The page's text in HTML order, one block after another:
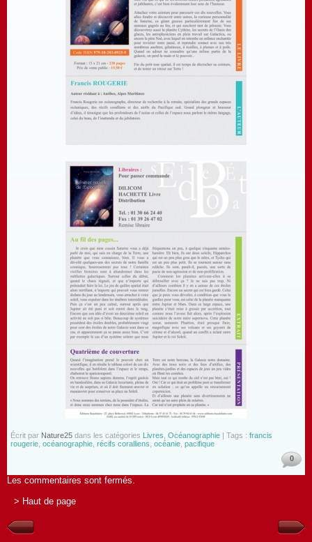
Écrit par Nature25 dans les catégories Livres Océanographie | Tags : francis
rougerie océanographie récifs coralliens océanie pacifique
0
Les commentaires sont fermés.
> Haut de page